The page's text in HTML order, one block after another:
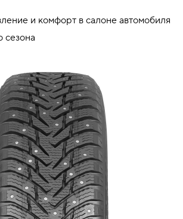
и комфорт в салоне автомобиля
сезона